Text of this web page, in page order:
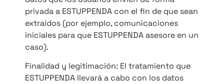
privada a ESTUPPENDA con el fin de que sean
extraídos (por ejemplo, comunicaciones
iniciales para que ESTUPPENDA asesore en un
caso).
Finalidad y legitimación: El tratamiento que
ESTUPPENDA llevará a cabo con los datos